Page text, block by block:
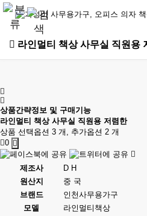
라인멀티 책상 사무실 직원용
상품간략정보 및 구매기능
라인멀티 책상 사무실 직원용 저렴한
상품 선택옵션 3 개, 추가옵션 2 개
0
제조사
D H
원산지
중 국
브랜드
인천사무용가구
모델
라인멀티책상